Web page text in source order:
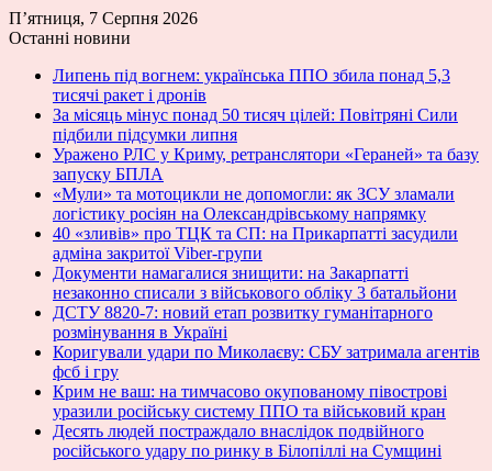
П’ятниця, 7 Серпня 2026
Останні новини
Липень під вогнем: українська ППО збила понад 5,3
тисячі ракет і дронів
За місяць мінус понад 50 тисяч цілей: Повітряні Сили
підбили підсумки липня
Уражено РЛС у Криму, ретранслятори «Гераней» та базу
запуску БПЛА
«Мули» та мотоцикли не допомогли: як ЗСУ зламали
логістику росіян на Олександрівському напрямку
40 «зливів» про ТЦК та СП: на Прикарпатті засудили
адміна закритої Viber-групи
Документи намагалися знищити: на Закарпатті
незаконно списали з військового обліку 3 батальйони
ДСТУ 8820-7: новий етап розвитку гуманітарного
розмінування в Україні
Коригували удари по Миколаєву: СБУ затримала агентів
фсб і гру
Крим не ваш: на тимчасово окупованому півострові
уразили російську систему ППО та військовий кран
Десять людей постраждало внаслідок подвійного
російського удару по ринку в Білопіллі на Сумщині